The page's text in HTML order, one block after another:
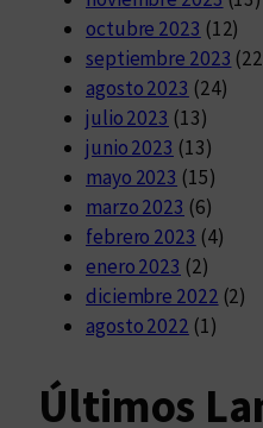
octubre 2023 (12)
septiembre 2023
agosto 2023 (24)
julio 2023 (13)
junio 2023 (13)
mayo 2023 (15)
marzo 2023 (6)
febrero 2023 (4)
enero 2023 (2)
diciembre 2022 (2)
agosto 2022 (1)
Últimos